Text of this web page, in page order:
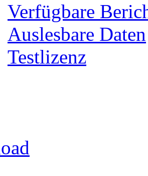
Verfügbare
Auslesbare Daten
Testlizenz